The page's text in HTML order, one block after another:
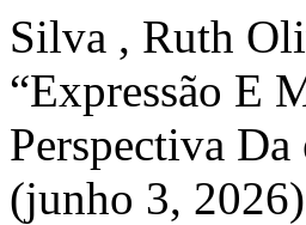
Silva , Ruth
“Expressão E
Perspectiva
(junho 3,